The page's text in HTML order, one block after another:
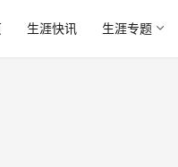
生涯快讯 生涯专题